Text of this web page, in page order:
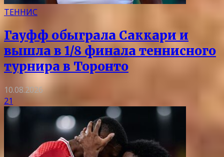
ТЕННИС
Гауфф обыграла Саккари и
вышла в 1/8 финала теннисного
турнира в Торонто
10.08.2026
21